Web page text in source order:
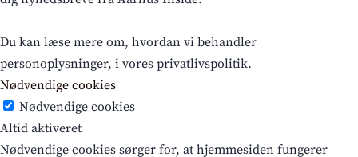
Du kan læse mere om, hvordan vi behandler
personoplysninger, i vores privatlivspolitik.
Nødvendige cookies
Nødvendige cookies
Altid aktiveret
Nødvendige cookies sørger for, at hjemmesiden fungerer